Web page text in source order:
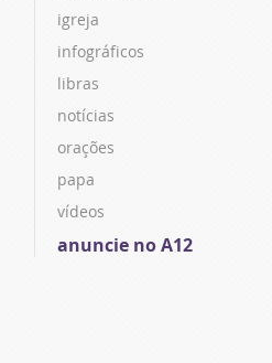
igreja
infográficos
libras
notícias
orações
papa
vídeos
anuncie no A12